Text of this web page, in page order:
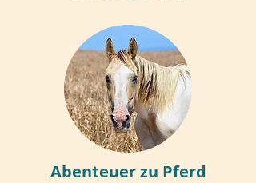
Abenteuer zu Pferd